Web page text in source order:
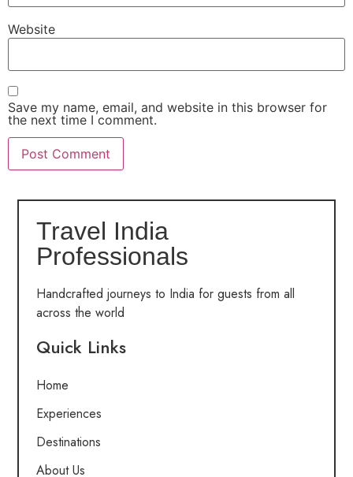
Website
Save my name, email, and website in this browser for
the next time I comment.
Travel India
Professionals
Handcrafted journeys to India for guests from all
across the world
Quick Links
Home
Experiences
Destinations
About Us